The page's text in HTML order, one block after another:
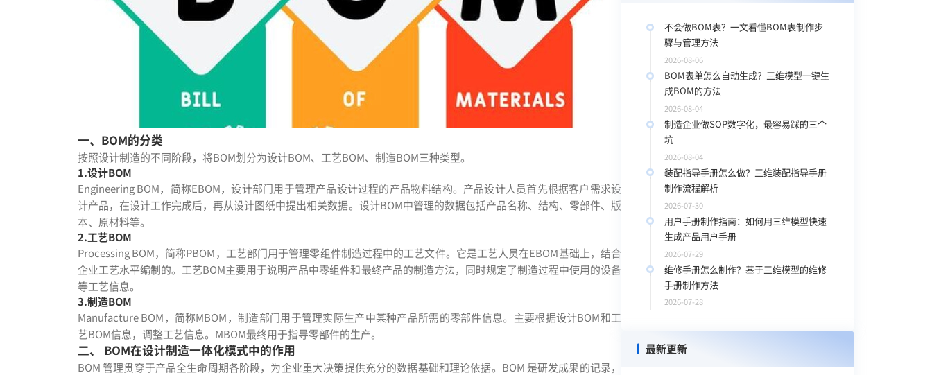
一、BOM的分类
按照设计制造的不同阶段，将BOM划分为设计BOM、工艺BOM、制造BOM三种类型。
1.设计BOM
Engineering BOM，简称EBOM，设计部门用于管理产品设计过程的产品物料结构。产品设计人员首先根据客户需求设
计产品，在设计工作完成后，再从设计图纸中提出相关数据。设计BOM中管理的数据包括产品名称、结构、零部件、版
本、原材料等。
2.工艺BOM
Processing BOM，简称PBOM，工艺部门用于管理零组件制造过程中的工艺文件。它是工艺人员在EBOM基础上，结合
企业工艺水平编制的。工艺BOM主要用于说明产品中零组件和最终产品的制造方法，同时规定了制造过程中使用的设备
等工艺信息。
3.制造BOM
Manufacture BOM，简称MBOM，制造部门用于管理实际生产中某种产品所需的零部件信息。主要根据设计BOM和工
艺BOM信息，调整工艺信息。MBOM最终用于指导零部件的生产。
二、 BOM在设计制造一体化模式中的作用
BOM 管理贯穿于产品全生命周期各阶段，为企业重大决策提供充分的数据基础和理论依据。BOM 是研发成果的记录，
不会做BOM表？一文看懂BOM表制作步
骤与管理方法
2026-08-06
BOM表单怎么自动生成？三维模型一键生
成BOM的方法
2026-08-04
制造企业做SOP数字化，最容易踩的三个
坑
2026-08-04
装配指导手册怎么做？三维装配指导手册
制作流程解析
2026-07-30
用户手册制作指南：如何用三维模型快速
生成产品用户手册
2026-07-29
维修手册怎么制作？基于三维模型的维修
手册制作方法
2026-07-28
最新更新